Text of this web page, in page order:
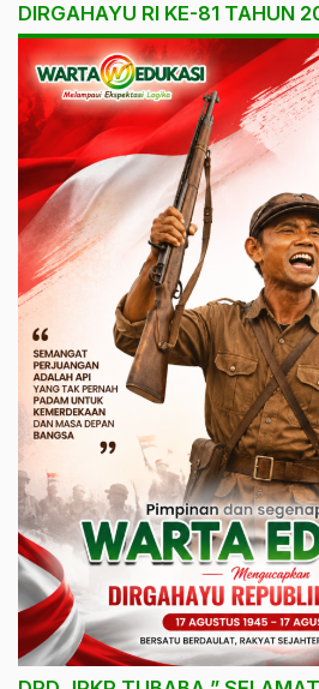
DIRGAHAYU RI KE-81 TAHUN